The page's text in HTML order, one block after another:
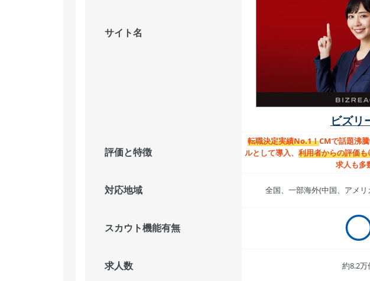
サイト名
ビズリ
評価と特徴
転職決定実績No.1！CMで話題沸
ルとして導入、 利用者からの評価
求人も多
対応地域 全国、一部海外(中国、アメ
スカウト機能有無
求人数 約8.2万